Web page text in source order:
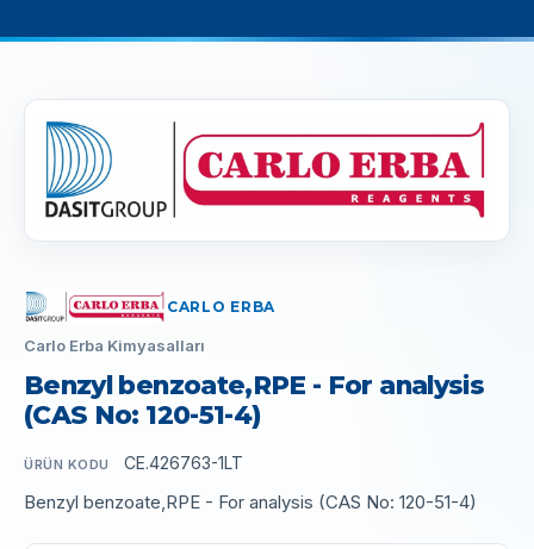
CARLO ERBA
Carlo Erba Kimyasalları
Benzyl benzoate,RPE - For analysis
(CAS No: 120-51-4)
ÜRÜN KODU CE.426763-1LT
Benzyl benzoate,RPE - For analysis (CAS No: 120-51-4)